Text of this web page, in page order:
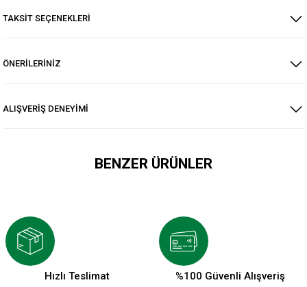
TAKSİT SEÇENEKLERİ
ÖNERİLERİNİZ
ALIŞVERİŞ DENEYİMİ
BENZER ÜRÜNLER
1.749,90 TL
Hızlı Teslimat %100 Güvenli Alışveriş